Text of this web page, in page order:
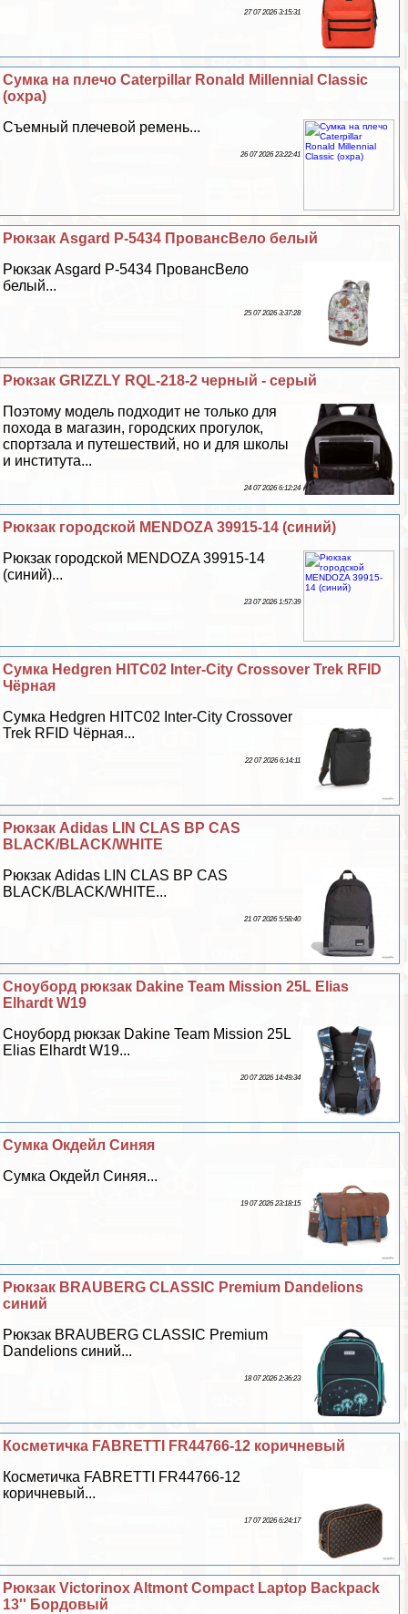
27 07 2026 3:15:31
Сумка на плечо Caterpillar Ronald Millennial Classic
(охра)
Съемный плечевой ремень...
26 07 2026 23:22:41
Рюкзак Asgard Р-5434 ПровансВело белый
Рюкзак Asgard Р-5434 ПровансВело
белый...
25 07 2026 3:37:28
Рюкзак GRIZZLY RQL-218-2 черный - серый
Поэтому модель подходит не только для
похода в магазин, городских прогулок,
спортзала и путешествий, но и для школы
и института...
24 07 2026 6:12:24
Рюкзак городской MENDOZA 39915-14 (синий)
Рюкзак городской MENDOZA 39915-14
(синий)...
23 07 2026 1:57:39
Сумка Hedgren HITC02 Inter-City Crossover Trek RFID
Чёрная
Сумка Hedgren HITC02 Inter-City Crossover
Trek RFID Чёрная...
22 07 2026 6:14:11
Рюкзак Adidas LIN CLAS BP CAS
BLACK/BLACK/WHITE
Рюкзак Adidas LIN CLAS BP CAS
BLACK/BLACK/WHITE...
21 07 2026 5:58:40
Сноуборд рюкзак Dakine Team Mission 25L Elias
Elhardt W19
Сноуборд рюкзак Dakine Team Mission 25L
Elias Elhardt W19...
20 07 2026 14:49:34
Сумка Окдейл Синяя
Сумка Окдейл Синяя...
19 07 2026 23:18:15
Рюкзак BRAUBERG CLASSIC Premium Dandelions
синий
Рюкзак BRAUBERG CLASSIC Premium
Dandelions синий...
18 07 2026 2:36:23
Косметичка FABRETTI FR44766-12 коричневый
Косметичка FABRETTI FR44766-12
коричневый...
17 07 2026 6:24:17
Рюкзак Victorinox Altmont Compact Laptop Backpack
13'' Бордовый